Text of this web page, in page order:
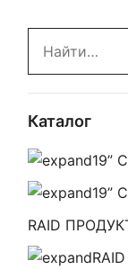
Каталог
19”
19”
RAID